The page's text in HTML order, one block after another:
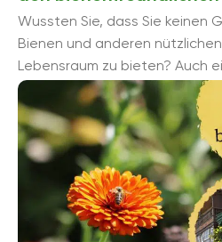
Wussten Sie, dass Sie keinen
Bienen und anderen
Lebensraum zu bieten? Auch
bienenfreundlich gestaltet
entsprechende Pflanzen ...